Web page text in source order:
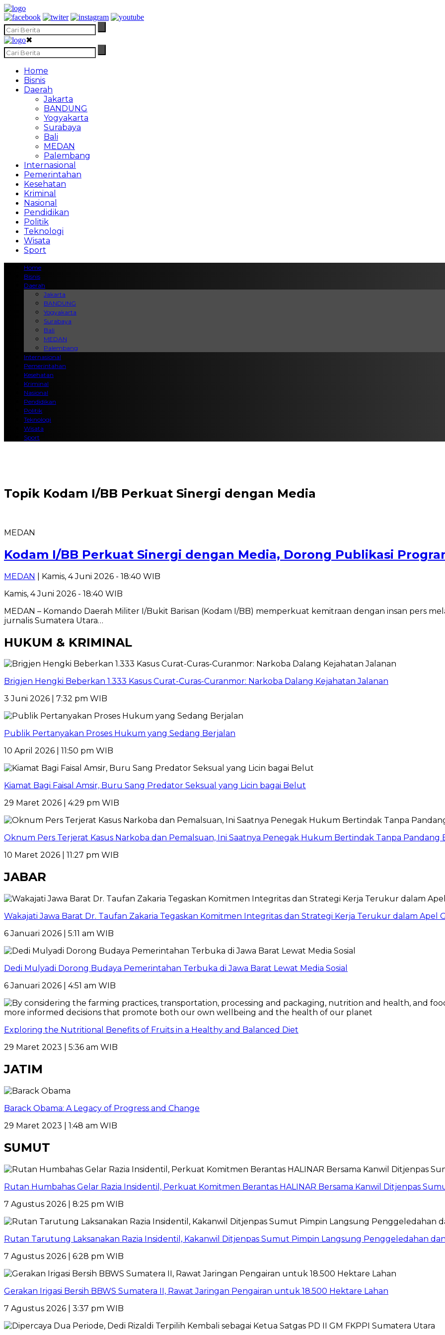
✖
Home
Bisnis
Daerah
Jakarta
BANDUNG
Yogyakarta
Surabaya
Bali
MEDAN
Palembang
Internasional
Pemerintahan
Kesehatan
Kriminal
Nasional
Pendidikan
Politik
Teknologi
Wisata
Sport
Home
Bisnis
Daerah
Jakarta
BANDUNG
Yogyakarta
Surabaya
Bali
MEDAN
Palembang
Internasional
Pemerintahan
Kesehatan
Kriminal
Nasional
Pendidikan
Politik
Teknologi
Wisata
Sport
Topik Kodam I/BB Perkuat Sinergi dengan Media
MEDAN
Kodam I/BB Perkuat Sinergi dengan Media, Dorong Publikasi
MEDAN
| Kamis, 4 Juni 2026 - 18:40 WIB
Kamis, 4 Juni 2026 - 18:40 WIB
MEDAN – Komando Daerah Militer I/Bukit Barisan (Kodam I/BB) memperkuat kemitraan dengan insan pers
jurnalis Sumatera Utara…
HUKUM & KRIMINAL
Brigjen Hengki Beberkan 1.333 Kasus Curat-Curas-Curanmor: Narkoba Dalang Kejahatan Jalanan
3 Juni 2026 | 7:32 pm WIB
Publik Pertanyakan Proses Hukum yang Sedang Berjalan
10 April 2026 | 11:50 pm WIB
Kiamat Bagi Faisal Amsir, Buru Sang Predator Seksual yang Licin bagai Belut
29 Maret 2026 | 4:29 pm WIB
Oknum Pers Terjerat Kasus Narkoba dan Pemalsuan, Ini Saatnya Penegak Hukum Bertindak Tanpa Pandang
10 Maret 2026 | 11:27 pm WIB
JABAR
Wakajati Jawa Barat Dr. Taufan Zakaria Tegaskan Komitmen Integritas dan Strategi Kerja Terukur dalam Apel
6 Januari 2026 | 5:11 am WIB
Dedi Mulyadi Dorong Budaya Pemerintahan Terbuka di Jawa Barat Lewat Media Sosial
6 Januari 2026 | 4:51 am WIB
Exploring the Nutritional Benefits of Fruits in a Healthy and Balanced Diet
29 Maret 2023 | 5:36 am WIB
JATIM
Barack Obama: A Legacy of Progress and Change
29 Maret 2023 | 1:48 am WIB
SUMUT
Rutan Humbahas Gelar Razia Insidentil, Perkuat Komitmen Berantas HALINAR Bersama Kanwil Ditjenpas
7 Agustus 2026 | 8:25 pm WIB
Rutan Tarutung Laksanakan Razia Insidentil, Kakanwil Ditjenpas Sumut Pimpin Langsung Penggeledahan
7 Agustus 2026 | 6:28 pm WIB
Gerakan Irigasi Bersih BBWS Sumatera II, Rawat Jaringan Pengairan untuk 18.500 Hektare Lahan
7 Agustus 2026 | 3:37 pm WIB